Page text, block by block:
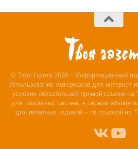
© Твоя Газета 2026 – Информационный
Использование материалов для интернет-
условии обязательной прямой ссылки на
для поисковых систем, в первом абзаце
для печатных изданий – со ссылкой на